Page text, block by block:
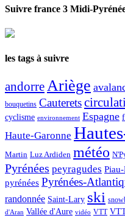
Suivre france 3 Midi-
les tags à suivre
andorreAriège
bouquetins Cauterets
cyclisme environnement Espagne
Haute-Garonne
Martin Luz Ardiden météo
Pyrénées peyragudes
pyrénées Pyrénées-
randonnée Saint-Lary ski
d'Aran Vallée d'Aure vidéo VTT